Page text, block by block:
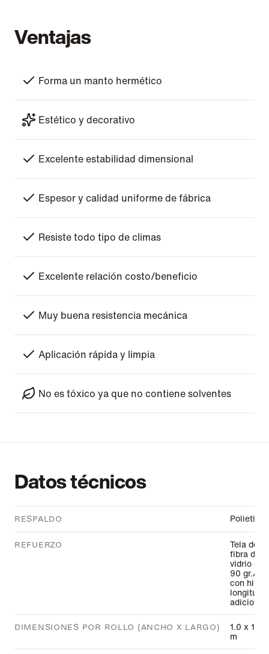
Ventajas
Forma un manto hermético
Estético y decorativo
Excelente estabilidad dimensional
Espesor y calidad uniforme de fábrica
Resiste todo tipo de climas
Excelente relación costo/beneficio
Muy buena resistencia mecánica
Aplicación rápida y limpia
No es tóxico ya que no contiene solventes
Datos técnicos
RESPALDO
REFUERZO Tela de
fibra de
vidrio de
90 gr./
con hilo
adicional
DIMENSIONES POR ROLLO (ANCHO X LARGO) 1.0 x 10.0
m